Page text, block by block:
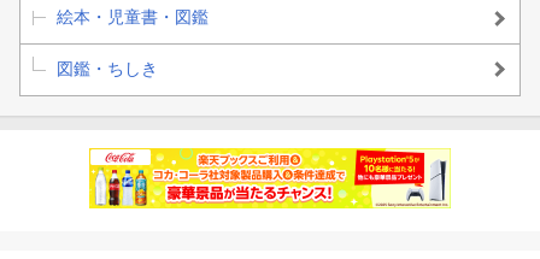
絵本・児童書・図鑑
図鑑・ちしき